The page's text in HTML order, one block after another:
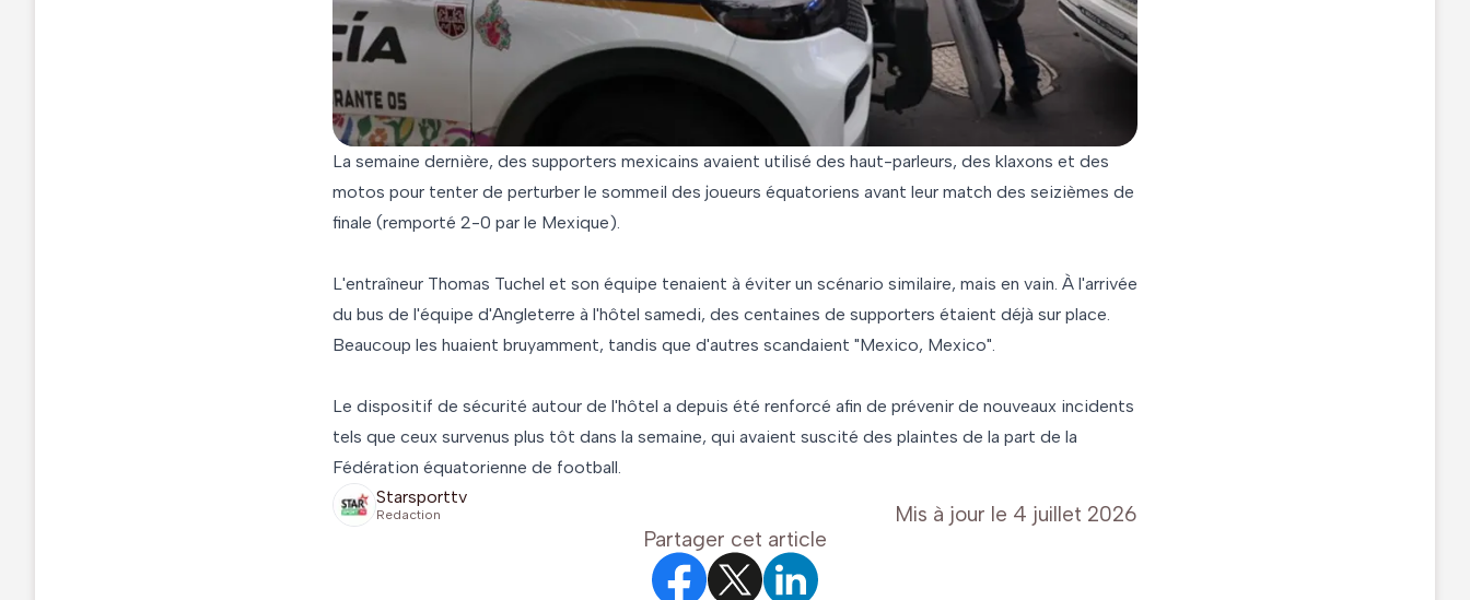
La semaine dernière, des supporters mexicains avaient utilisé des haut-parleurs, des klaxons et des
motos pour tenter de perturber le sommeil des joueurs équatoriens avant leur match des seizièmes de
finale (remporté 2-0 par le Mexique).
L'entraîneur Thomas Tuchel et son équipe tenaient à éviter un scénario similaire, mais en vain. À l'arrivée
du bus de l'équipe d'Angleterre à l'hôtel samedi, des centaines de supporters étaient déjà sur place.
Beaucoup les huaient bruyamment, tandis que d'autres scandaient "Mexico, Mexico".
Le dispositif de sécurité autour de l'hôtel a depuis été renforcé afin de prévenir de nouveaux incidents
tels que ceux survenus plus tôt dans la semaine, qui avaient suscité des plaintes de la part de la
Fédération équatorienne de football.
Starsporttv
Redaction Mis à jour le 4 juillet 2026
Partager cet article